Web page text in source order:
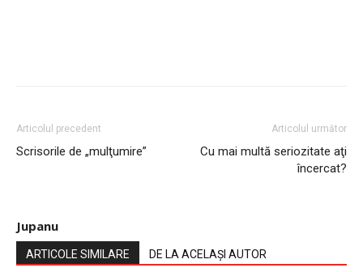
Articolul precedent
Scrisorile de „mulţumire”
Articolul următor
Cu mai multă seriozitate aţi
încercat?
Jupanu
ARTICOLE SIMILARE DE LA ACELAȘI AUTOR